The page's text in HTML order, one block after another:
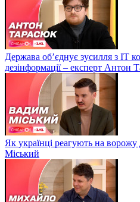
Держава об’єднує зусилля з ІТ
дезінформації – експерт Антон
Як українці реагують на
Міський